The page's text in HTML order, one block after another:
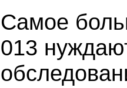
Самое
013